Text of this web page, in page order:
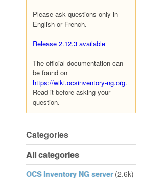
Please ask questions only in
English or French.
Release 2.12.3 available
The official documentation can
be found on
https://wiki.ocsinventory-ng.org.
Read it before asking your
question.
Categories
All categories
OCS Inventory NG server (2.6k)